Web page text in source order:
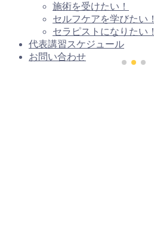
施術を受けたい！
セルフケアを学びたい！
セラピストになりたい！
代表講習スケジュール
お問い合わせ